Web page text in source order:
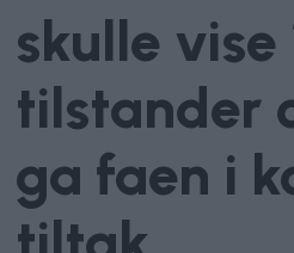
skulle vise
tilstander
ga faen i